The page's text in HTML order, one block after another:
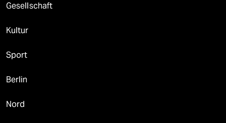
Gesellschaft
Kultur
Sport
Berlin
Nord